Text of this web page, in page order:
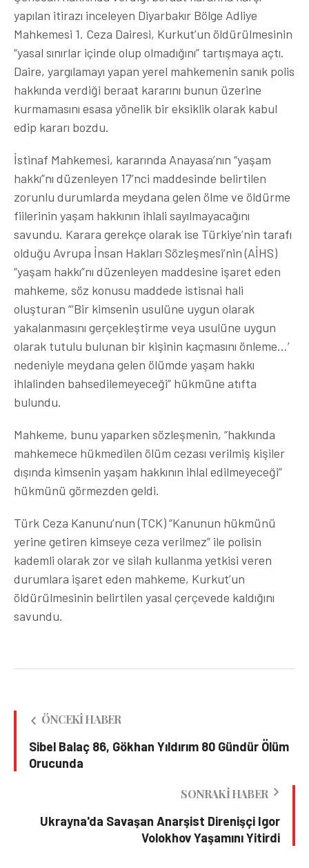
yapılan itirazı inceleyen Diyarbakır Bölge Adliye
Mahkemesi 1. Ceza Dairesi, Kurkut’un öldürülmesinin
“yasal sınırlar içinde olup olmadığını” tartışmaya açtı.
Daire, yargılamayı yapan yerel mahkemenin sanık polis
hakkında verdiği beraat kararını bunun üzerine
kurmamasını esasa yönelik bir eksiklik olarak kabul
edip kararı bozdu.
İstinaf Mahkemesi, kararında Anayasa’nın “yaşam
hakkı”nı düzenleyen 17’nci maddesinde belirtilen
zorunlu durumlarda meydana gelen ölme ve öldürme
fiilerinin yaşam hakkının ihlali sayılmayacağını
savundu. Karara gerekçe olarak ise Türkiye’nin tarafı
olduğu Avrupa İnsan Hakları Sözleşmesi’nin (AİHS)
“yaşam hakkı”nı düzenleyen maddesine işaret eden
mahkeme, söz konusu maddede istisnai hali
oluşturan “‘Bir kimsenin usulüne uygun olarak
yakalanmasını gerçekleştirme veya usulüne uygun
olarak tutulu bulunan bir kişinin kaçmasını önleme…’
nedeniyle meydana gelen ölümde yaşam hakkı
ihlalinden bahsedilemeyeceği” hükmüne atıfta
bulundu.
Mahkeme, bunu yaparken sözleşmenin, “hakkında
mahkemece hükmedilen ölüm cezası verilmiş kişiler
dışında kimsenin yaşam hakkının ihlal edilmeyeceği”
hükmünü görmezden geldi.
Türk Ceza Kanunu’nun (TCK) “Kanunun hükmünü
yerine getiren kimseye ceza verilmez” ile polisin
kademli olarak zor ve silah kullanma yetkisi veren
durumlara işaret eden mahkeme, Kurkut’un
öldürülmesinin belirtilen yasal çerçevede kaldığını
savundu.
ÖNCEKI HABER
Sibel Balaç 86, Gökhan Yıldırım 80 Gündür Ölüm
Orucunda
SONRAKI HABER
Ukrayna'da Savaşan Anarşist Direnişçi Igor
Volokhov Yaşamını Yitirdi